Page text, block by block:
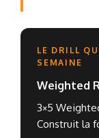
LE DRILL
SEMAINE
Weighted
3×5
Construit la